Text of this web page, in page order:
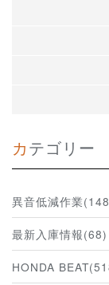
カテゴリー
異音低減作業
最新入庫情報(68)
HONDA